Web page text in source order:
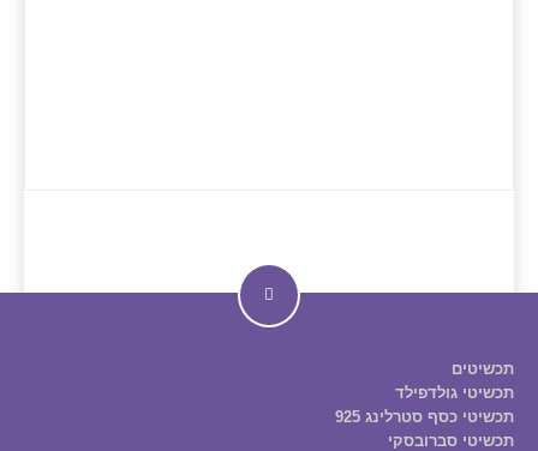
תכשיטים
תכשיטי גולדפילד
תכשיטי כסף סטרלינג 925
תכשיטי סברובסקי